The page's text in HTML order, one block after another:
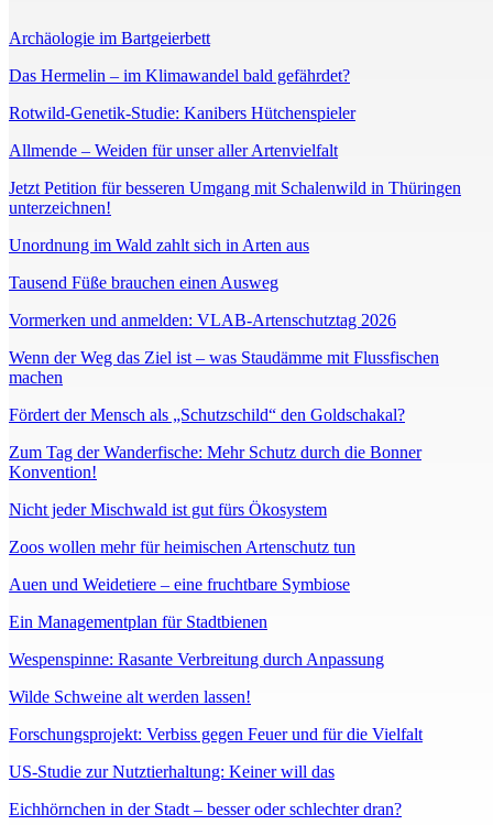
Archäologie im Bartgeierbett
Das Hermelin – im Klimawandel bald gefährdet?
Rotwild-Genetik-Studie: Kanibers Hütchenspieler
Allmende – Weiden für unser aller Artenvielfalt
Jetzt Petition für besseren Umgang mit Schalenwild in Thüringen
unterzeichnen!
Unordnung im Wald zahlt sich in Arten aus
Tausend Füße brauchen einen Ausweg
Vormerken und anmelden: VLAB-Artenschutztag 2026
Wenn der Weg das Ziel ist – was Staudämme mit Flussfischen
machen
Fördert der Mensch als „Schutzschild“ den Goldschakal?
Zum Tag der Wanderfische: Mehr Schutz durch die Bonner
Konvention!
Nicht jeder Mischwald ist gut fürs Ökosystem
Zoos wollen mehr für heimischen Artenschutz tun
Auen und Weidetiere – eine fruchtbare Symbiose
Ein Managementplan für Stadtbienen
Wespenspinne: Rasante Verbreitung durch Anpassung
Wilde Schweine alt werden lassen!
Forschungsprojekt: Verbiss gegen Feuer und für die Vielfalt
US-Studie zur Nutztierhaltung: Keiner will das
Eichhörnchen in der Stadt – besser oder schlechter dran?